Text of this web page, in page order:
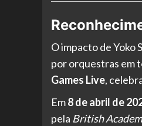
O impacto de Yoko
por orquestras em
Games Live,
Em8 de abril de
pela British